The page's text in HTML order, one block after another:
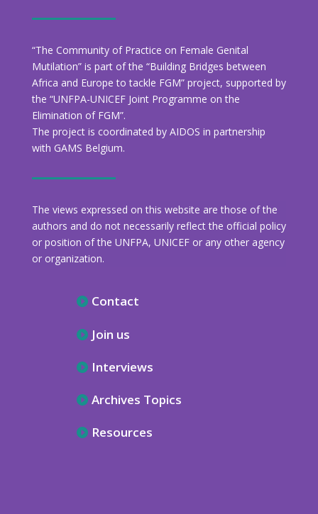
“The Community of Practice on Female Genital
Mutilation” is part of the “Building Bridges between
Africa and Europe to tackle FGM” project, supported by
the “UNFPA-UNICEF Joint Programme on the
Elimination of FGM”.
The project is coordinated by AIDOS in partnership
with GAMS Belgium.
The views expressed on this website are those of the
authors and do not necessarily reflect the official policy
or position of the UNFPA, UNICEF or any other agency
or organization.
Contact
Join us
Interviews
Archives Topics
Resources